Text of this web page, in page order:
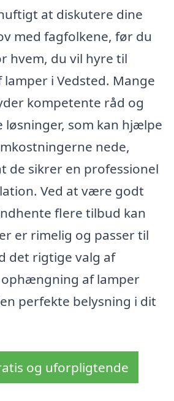
at diskutere dine
med fagfolkene, før du
hvem, du vil hyre til
i Vedsted. Mange
kompetente råd og
som kan hjælpe
nede,
de sikrer en professionel
Ved at være godt
flere tilbud kan
er rimelig og passer til
det rigtige valg af
af lamper
perfekte belysning i dit
og uforpligtende